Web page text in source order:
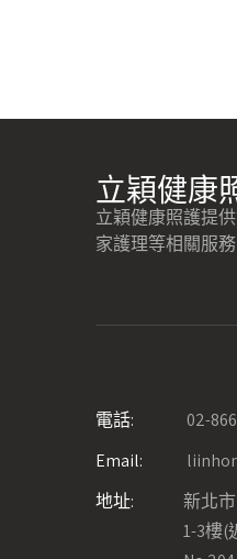
立穎健康
立穎健康照護提
家護理等相關服務
電話:
02-
Email:
地址:
新北
1-3樓(